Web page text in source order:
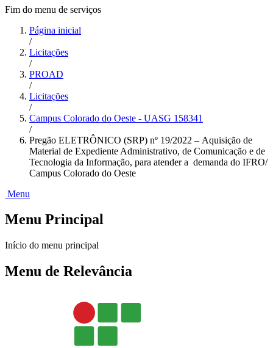
Fim do menu de serviços
Página inicial
/
Licitações
/
PROAD
/
Licitações
/
Campus Colorado do Oeste - UASG 158341
/
Pregão ELETRÔNICO (SRP) nº 19/2022 – Aquisição de
Material de Expediente Administrativo, de Comunicação e de
Tecnologia da Informação, para atender a demanda do IFRO/
Campus Colorado do Oeste
Menu
Menu Principal
Início do menu principal
Menu de Relevância